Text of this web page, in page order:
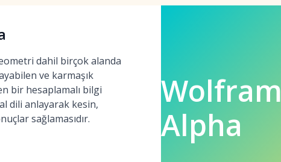
dahil birçok alanda
ve karmaşık
bir hesaplamalı bilgi
dili anlayarak kesin,
sağlamasıdır.
Wolfram
Alpha